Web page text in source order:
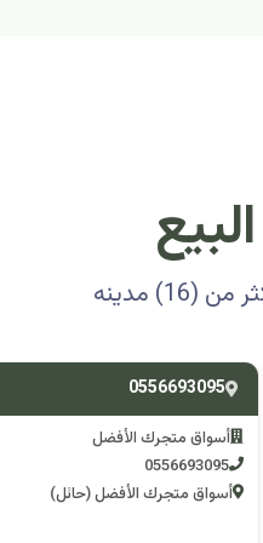
مدينه
0501314012
اسوق مكشات جو
0501314012
اسوق مكشات جو (الرصف)